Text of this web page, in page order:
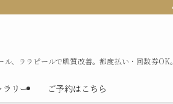
、ララピールで肌質改善。都度払い・回数券OK。
ラリー ご予約はこちら